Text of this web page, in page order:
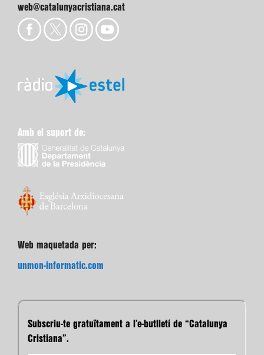
web@catalunyacristiana.cat
Amb el suport de:
Web maquetada per:
unmon-informatic.com
Subscriu-te gratuïtament a l’e-butlletí de “Catalunya
Cristiana”.